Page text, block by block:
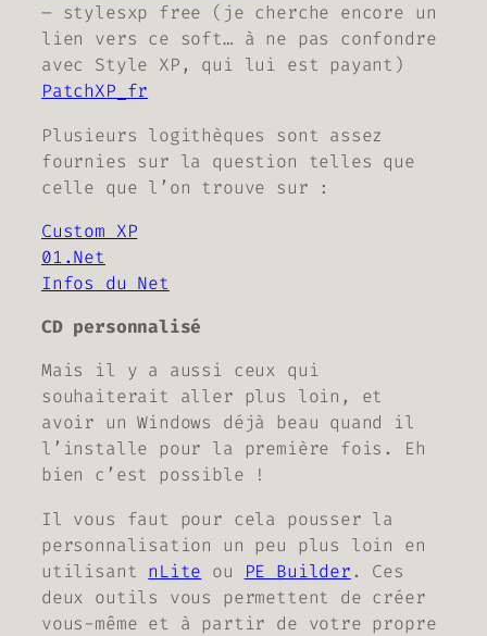
– stylesxp free ( je cherche encore un
lien vers ce soft… à ne pas confondre
avec Style XP, qui lui est payant )
PatchXP_fr
Plusieurs logithèques sont assez
fournies sur la question telles que
celle que l’on trouve sur :
Custom XP
01.Net
Infos du Net
CD personnalisé
Mais il y a aussi ceux qui
souhaiterait aller plus loin, et
avoir un Windows déjà beau quand il
l’installe pour la première fois. Eh
bien c’est possible !
Il vous faut pour cela pousser la
personnalisation un peu plus loin en
utilisant nLite ou PE Builder. Ces
deux outils vous permettent de créer
vous-même et à partir de votre propre